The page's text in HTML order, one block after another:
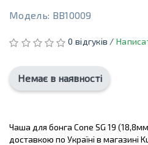
Модель: BB10009
0 відгуків /
Немає в наявності
Чаша для бонга Cone SG 19
доставкою по Україні в магазині